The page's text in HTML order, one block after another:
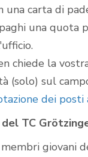
una carta di
una quota
chiede la
(solo) sul
dei posti
TC
giovani